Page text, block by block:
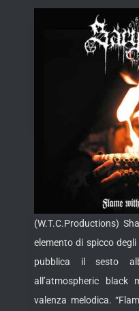
(W.T.C.Productions)
elemento di spicco
pubblica il sesto
all’atmospheric
valenza melodica.